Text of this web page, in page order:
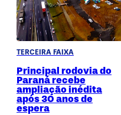
TERCEIRA FAIXA
Principal rodovia do
Paraná recebe
ampliação inédita
após 30 anos de
espera